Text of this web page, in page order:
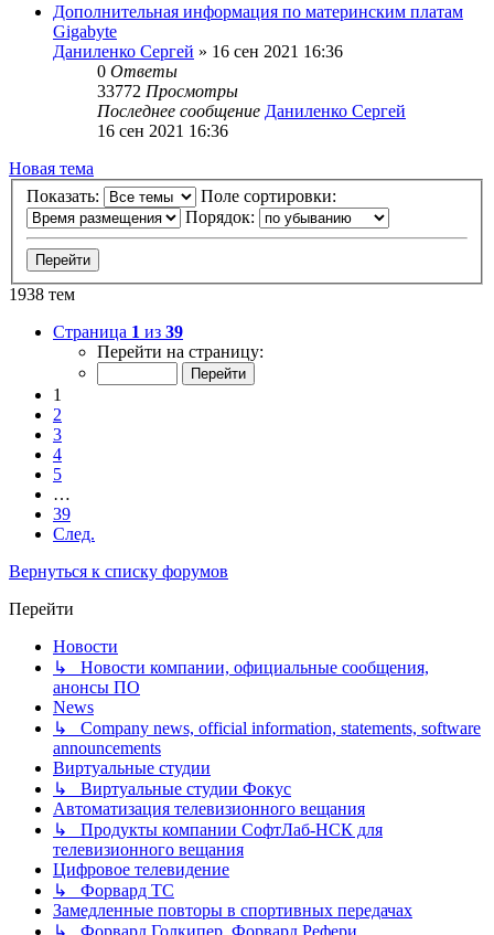
Дополнительная информация по материнским платам
Gigabyte
Даниленко Сергей » 16 сен 2021 16:36
0 Ответы
33772 Просмотры
Последнее сообщение Даниленко Сергей
16 сен 2021 16:36
Новая тема
Показать:
Поле сортировки:
Порядок:
1938 тем
Страница 1 из 39
Перейти на страницу:
1
2
3
4
5
…
39
След.
Вернуться к списку форумов
Перейти
Новости
↳ Новости компании, официальные сообщения,
анонсы ПО
News
↳ Company news, official information, statements, software
announcements
Виртуальные студии
↳ Виртуальные студии Фокус
Автоматизация телевизионного вещания
↳ Продукты компании СофтЛаб-НСК для
телевизионного вещания
Цифровое телевидение
↳ Форвард ТС
Замедленные повторы в спортивных передачах